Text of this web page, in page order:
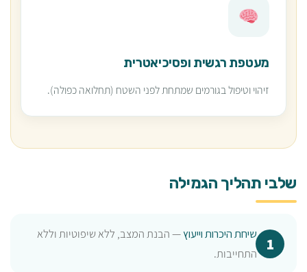
מעטפת רגשית ופסיכיאטרית
זיהוי וטיפול בגורמים שמתחת לפני השטח (תחלואה כפולה).
שלבי תהליך הגמילה
שיחת היכרות וייעוץ— הבנת המצב, ללא שיפוטיות וללא
התחייבות.